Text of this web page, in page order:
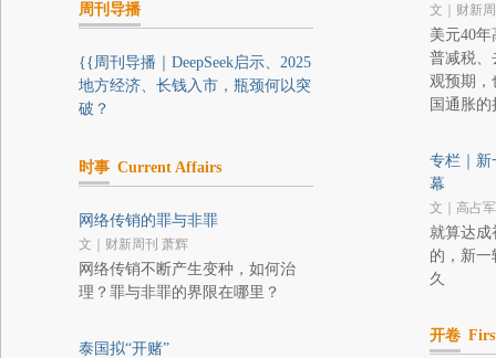
周刊导播
{{周刊导播｜DeepSeek启示、2025
地方经济、长钱入市，瓶颈何以突
破？
时事 Current Affairs
网络传销的罪与非罪
文｜财新周刊 萧辉
网络传销不断产生变种，如何治
理？罪与非罪的界限在哪里？
泰国拟“开赌”
文｜财新
美元40
普减税、
观预期，
国通胀的
专栏｜新
幕
文｜高占军
就算达成
的，新
久
开卷